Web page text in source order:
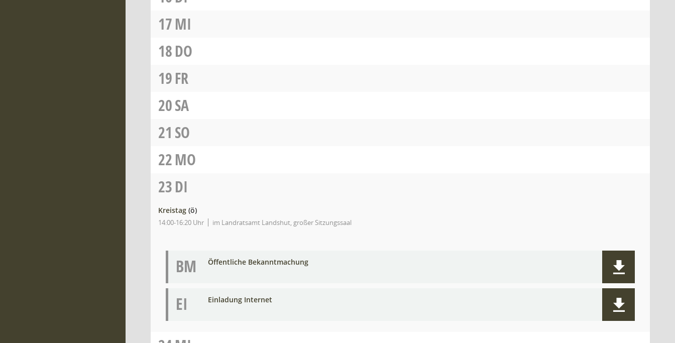
17MI
18DO
19FR
20SA
21 SO
22MO
23DI
Kreistag (ö)
14:00-16:20 Uhr im Landratsamt Landshut, großer Sitzungssaal
BM Öffentliche Bekanntmachung
EI Einladung Internet